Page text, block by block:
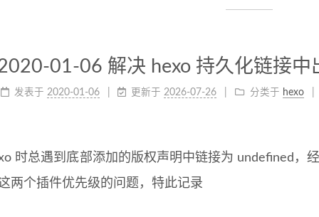
01-06 解决 hexo 持久化链接中
发表于 2020-01-06 更新于 2026-07-26 分类于 hexo
时总遇到底部添加的版权声明中链接为 undefined，
两个插件优先级的问题，特此记录